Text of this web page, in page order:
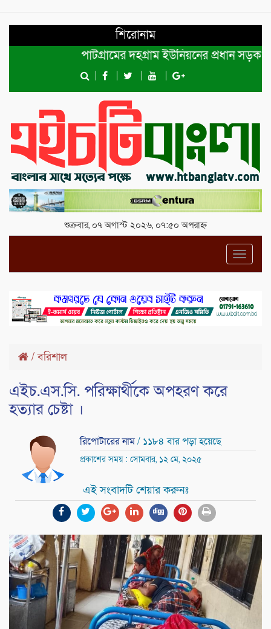
শিরোনাম
পাটগ্রামের দহগ্রাম ইউনিয়নের প্রধান সড়ক ভেঙ্গে
শুক্রবার, ০৭ অগাস্ট ২০২৬, ০৭:৫০ অপরাহ্ন
/বরিশাল
এইচ.এস.সি. পরিক্ষার্থীকে অপহরণ করে
হত্যার চেষ্টা ।
রিপোটারের নাম/ ১১৮৪ বার পড়া হয়েছে
প্রকাশের সময় : সোমবার, ১২ মে, ২০২৫
এই সংবাদটি শেয়ার করুনঃ